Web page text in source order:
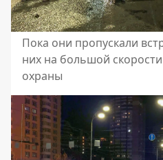
Пока они пропускали
них на большой
охраны